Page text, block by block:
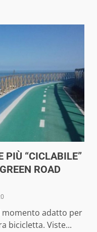
PIÙ “CICLABILE”
ROAD
momento adatto per
bicicletta. Viste...